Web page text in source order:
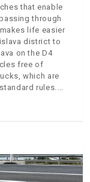
that enable
through
life easier
district to
on the D4
free of
which are
rules.